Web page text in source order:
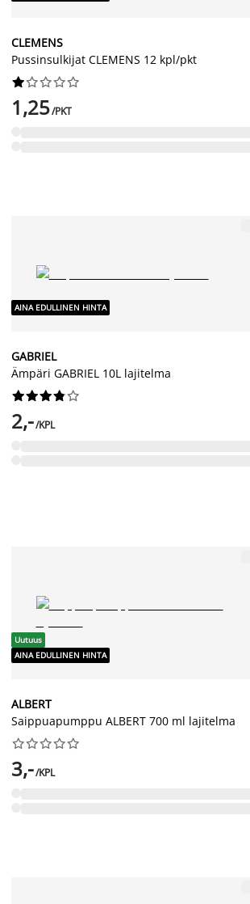
CLEMENS
Pussinsulkijat CLEMENS 12 kpl/pkt






1,25/PKT
AINA EDULLINEN HINTA
GABRIEL
Ämpäri GABRIEL 10L lajitelma






2,-/KPL
Uutuus
AINA EDULLINEN HINTA
ALBERT
Saippuapumppu ALBERT 700 ml lajitelma






3,-/KPL